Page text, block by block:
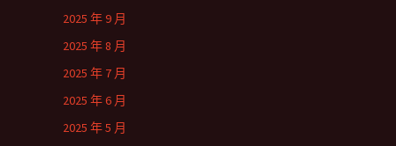
2025 年 9 月
2025 年 8 月
2025 年 7 月
2025 年 6 月
2025 年 5 月